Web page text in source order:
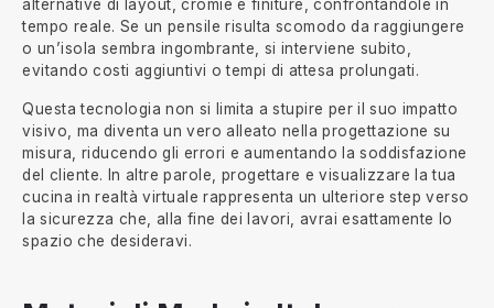
alternative di layout, cromie e finiture, confrontandole in
tempo reale. Se un pensile risulta scomodo da raggiungere
o un’isola sembra ingombrante, si interviene subito,
evitando costi aggiuntivi o tempi di attesa prolungati.
Questa tecnologia non si limita a stupire per il suo impatto
visivo, ma diventa un vero alleato nella progettazione su
misura, riducendo gli errori e aumentando la soddisfazione
del cliente. In altre parole, progettare e visualizzare la tua
cucina in realtà virtuale rappresenta un ulteriore step verso
la sicurezza che, alla fine dei lavori, avrai esattamente lo
spazio che desideravi.